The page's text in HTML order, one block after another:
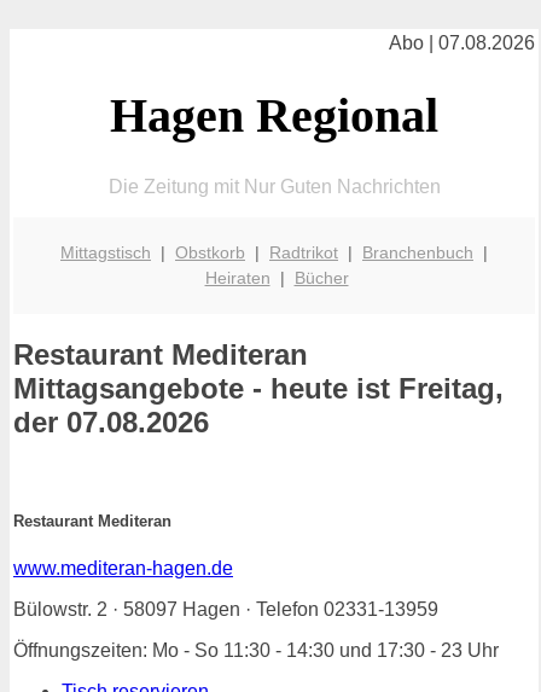
Abo | 07.08.2026
Hagen Regional
Die Zeitung mit Nur Guten Nachrichten
Mittagstisch | Obstkorb | Radtrikot | Branchenbuch |
Heiraten | Bücher
Restaurant Mediteran
Mittagsangebote - heute ist Freitag,
der 07.08.2026
Restaurant Mediteran
www.mediteran-hagen.de
Bülowstr. 2 · 58097 Hagen · Telefon 02331-13959
Öffnungszeiten: Mo - So 11:30 - 14:30 und 17:30 - 23 Uhr